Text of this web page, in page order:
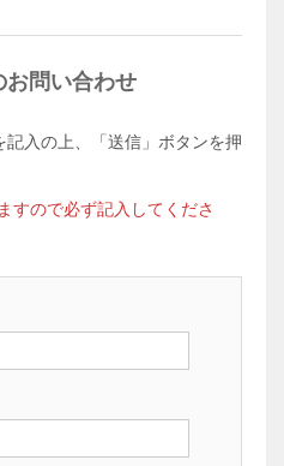
お問い合わせ
入の上、「送信」ボタンを押
すので必ず記入してくださ